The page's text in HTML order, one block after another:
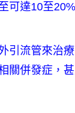
可達10至20%
引流管來治
關併發症，